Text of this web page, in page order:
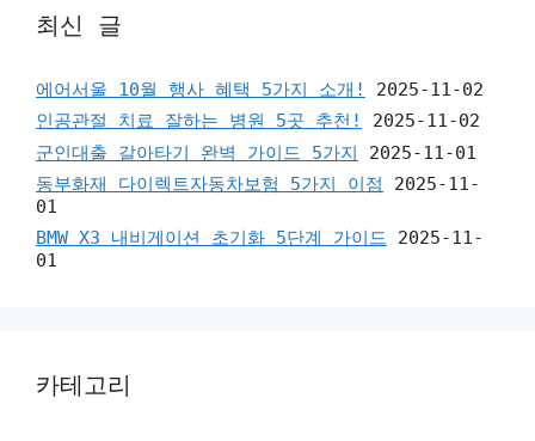
최신 글
에어서울 10월 행사 혜택 5가지 소개!
2025-11-02
인공관절 치료 잘하는 병원 5곳 추천!
2025-11-02
군인대출 갈아타기 완벽 가이드 5가지
2025-11-01
동부화재 다이렉트자동차보험 5가지 이점
2025-11-
01
BMW X3 내비게이션 초기화 5단계 가이드
2025-11-
01
카테고리